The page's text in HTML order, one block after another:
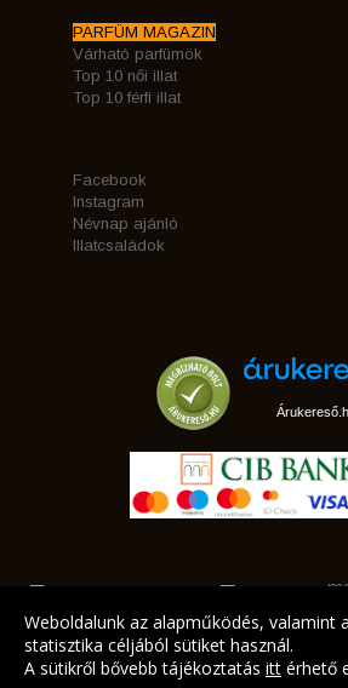
PARFÜM MAGAZIN
Várható parfümök
Top 10 női illat
Top 10 férfi illat
Facebook
Instagram
Névnap ajánló
Illatcsaládok
Weboldalunk az alapműködés, valamint
statisztika céljából sütiket használ.
A sütikről bővebb tájékoztatás itt érhető